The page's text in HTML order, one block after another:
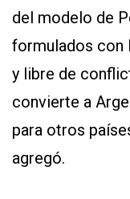
del modelo de
formulados con
y libre de
convierte a
para otros
agregó.